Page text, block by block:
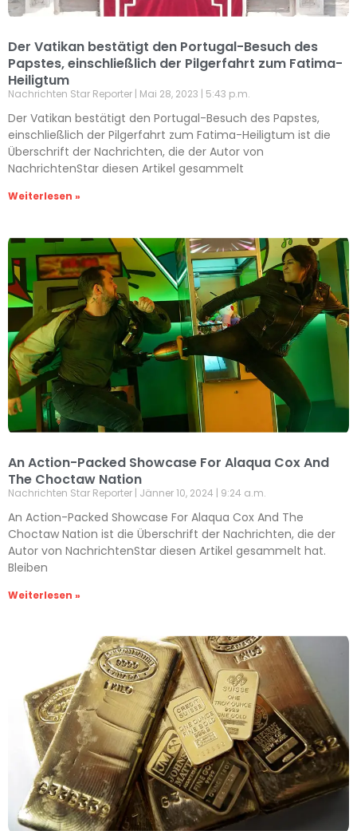
Der Vatikan bestätigt den Portugal-Besuch des
Papstes, einschließlich der Pilgerfahrt zum Fatima-
Heiligtum
Nachrichten Star Reporter Mai 28, 2023 5:43 p.m.
Der Vatikan bestätigt den Portugal-Besuch des Papstes,
einschließlich der Pilgerfahrt zum Fatima-Heiligtum ist die
Überschrift der Nachrichten, die der Autor von
NachrichtenStar diesen Artikel gesammelt
Weiterlesen »
An Action-Packed Showcase For Alaqua Cox And
The Choctaw Nation
Nachrichten Star Reporter Jänner 10, 2024 9:24 a.m.
An Action-Packed Showcase For Alaqua Cox And The
Choctaw Nation ist die Überschrift der Nachrichten, die der
Autor von NachrichtenStar diesen Artikel gesammelt hat.
Bleiben
Weiterlesen »